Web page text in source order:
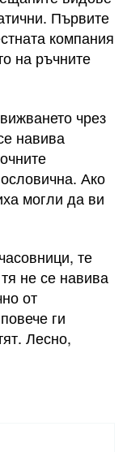
Първите
компания
на ръчните
чрез
навива
Ако
могли да ви
те
не се навива
от
ги
Лесно,